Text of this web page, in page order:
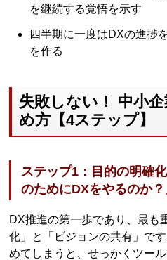
を継続する覚悟を示す
四半期に一度はDXの進捗
を作る
失敗しない！ 中小
め方【4ステップ】
ステップ1：目的の明確
のためにDXをやるのか？
DX推進の第一歩であり、最も
化」と「ビジョンの共有」で
めてしまうと、せっかくツー